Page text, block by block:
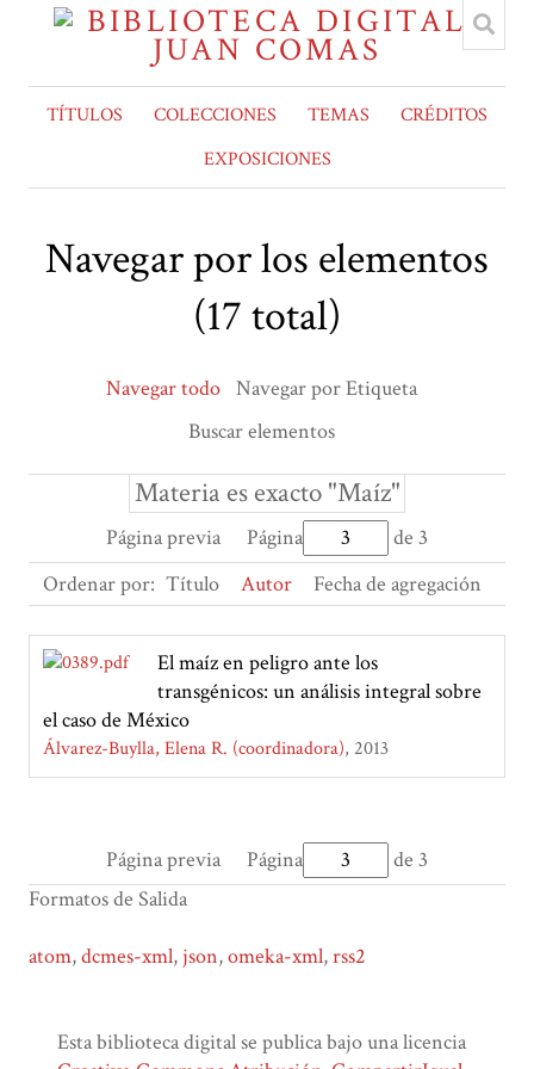
TÍTULOS COLECCIONES TEMAS
CRÉDITOS
EXPOSICIONES
Navegar por los elementos
(17 total)
Navegar todo Navegar por Etiqueta
Buscar elementos
Materia es exacto "Maíz"
Página previa Página
de 3
Ordenar por: Título Autor Fecha de agregación
El maíz en peligro ante los
transgénicos: un análisis integral sobre
el caso de México
Álvarez-Buylla, Elena R. (coordinadora) 2013
Página previa Página
de 3
Formatos de Salida
atom,dcmes-xml, json,omeka-xml,rss2
Esta biblioteca digital se publica bajo una licencia